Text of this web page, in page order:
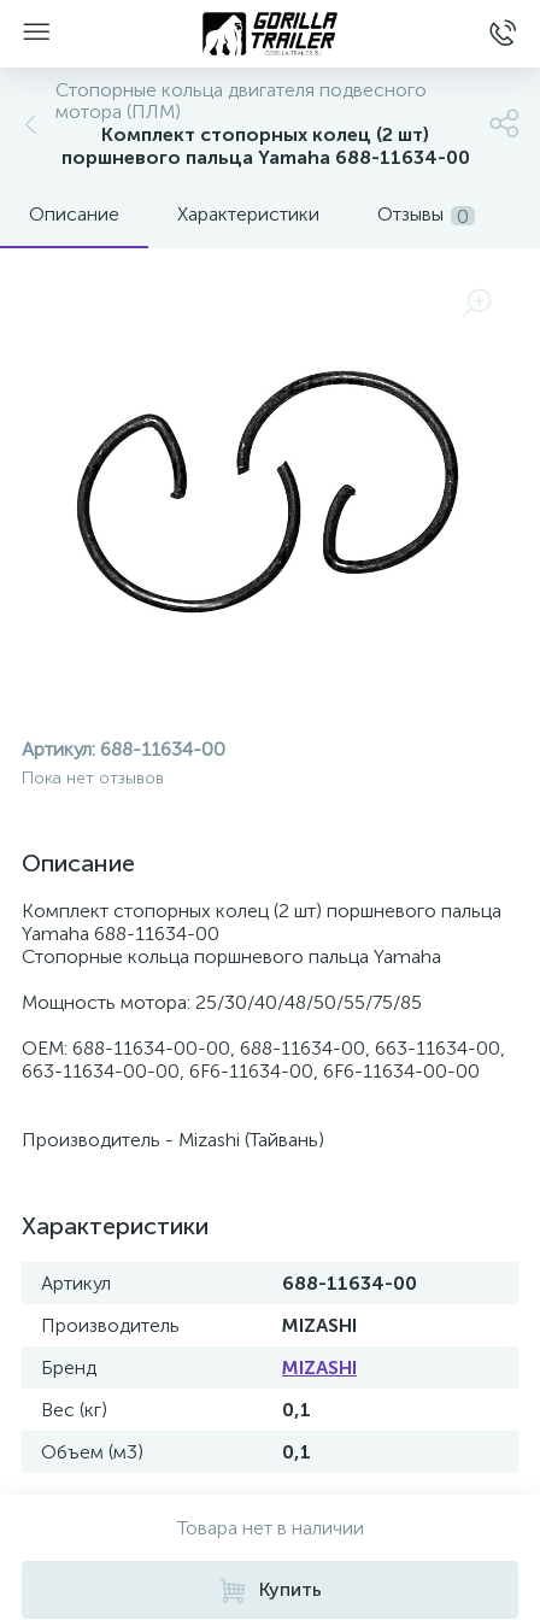
Стопорные кольца двигателя подвесного
мотора (ПЛМ)
Комплект стопорных колец (2 шт)
поршневого пальца Yamaha 688-11634-00
Описание Характеристики Отзывы 0
Артикул: 688-11634-00
Пока нет отзывов
Описание
Комплект стопорных колец (2 шт) поршневого пальца
Yamaha 688-11634-00
Стопорные кольца поршневого пальца Yamaha
Мощность мотора: 25/30/40/48/50/55/75/85
OEM: 688-11634-00-00, 688-11634-00, 663-11634-00,
663-11634-00-00, 6F6-11634-00, 6F6-11634-00-00
Производитель - Mizashi (Тайвань)
Характеристики
Артикул
688-11634-00
Производитель
MIZASHI
Бренд
MIZASHI
Вес (кг)
0,1
Объем (м3)
0,1
Товара нет в наличии
Купить